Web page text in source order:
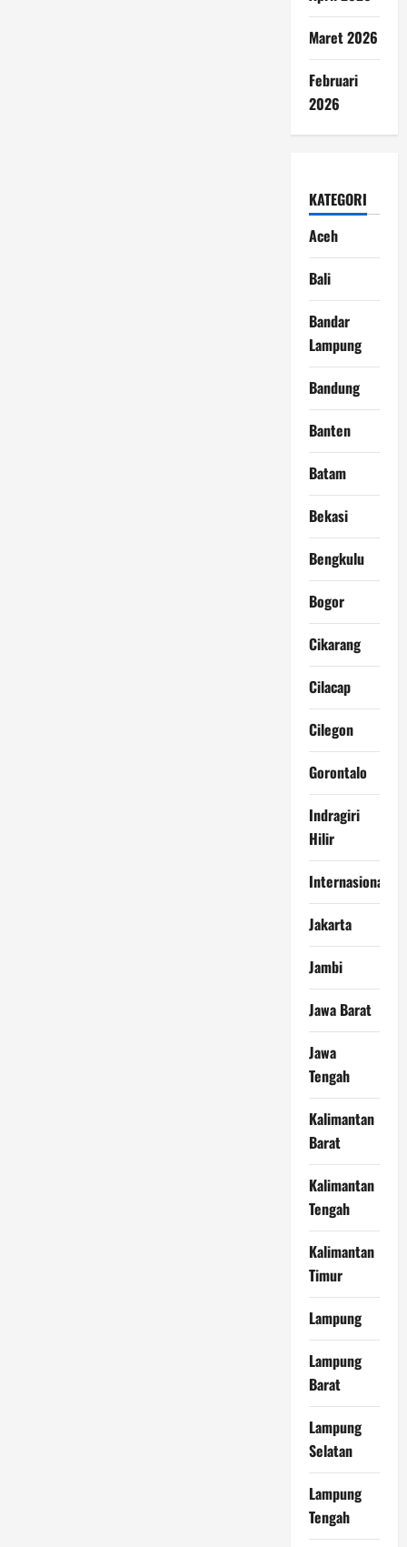
Maret 2026
Februari
2026
KATEGORI
Aceh
Bali
Bandar
Lampung
Bandung
Banten
Batam
Bekasi
Bengkulu
Bogor
Cikarang
Cilacap
Cilegon
Gorontalo
Indragiri
Hilir
Internasional
Jakarta
Jambi
Jawa Barat
Jawa
Tengah
Kalimantan
Barat
Kalimantan
Tengah
Kalimantan
Timur
Lampung
Lampung
Barat
Lampung
Selatan
Lampung
Tengah